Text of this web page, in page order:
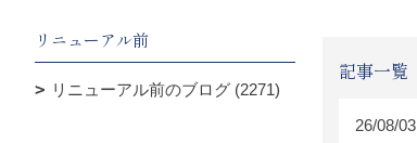
記事一覧
26/08/03
リニューアル前
リニューアル前のブログ (2271)